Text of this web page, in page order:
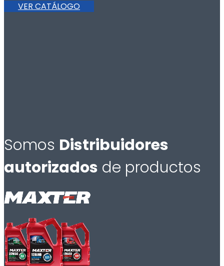
VER CATÁLOGO
Somos Distribuidores
autorizados de productos